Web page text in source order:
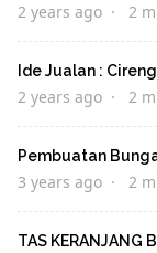
2 years ago 2
Ide Jualan :
2 years ago 2
Pembuatan
3 years ago 2
TAS KERANJANG